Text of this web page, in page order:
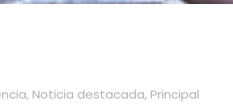
, Noticia destacada, Principal